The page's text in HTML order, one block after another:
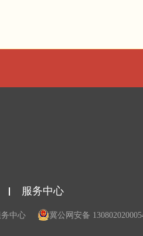
服务中心
中心
冀公网安备